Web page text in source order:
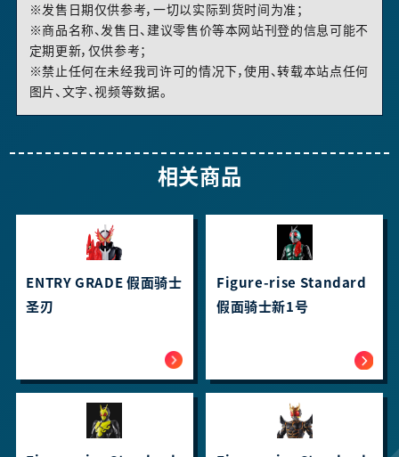
※发售日期仅供参考，一切以实际到货时间为准；
※商品名称、发售日、建议零售价等本网站刊登的信息可能不
定期更新，仅供参考；
※禁止任何在未经我司许可的情况下，使用、转载本站点任何
图片、文字、视频等数据。
相关商品
ENTRY GRADE 假面骑士
圣刃
Figure-rise Standard
假面骑士新1号